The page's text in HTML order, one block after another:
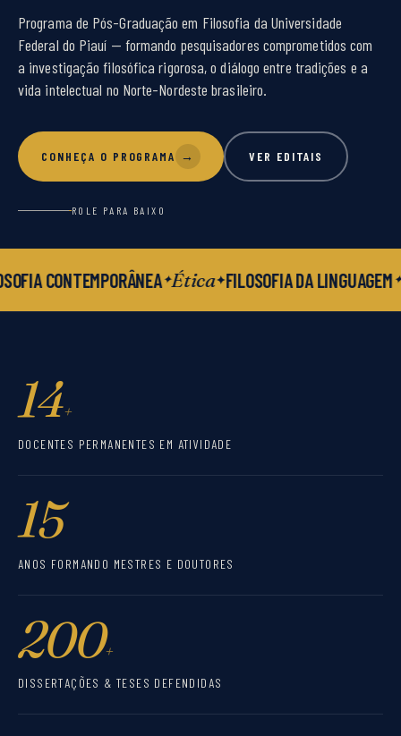
Programa de Pós-Graduação em Filosofia da Universidade
Federal do Piauí — formando pesquisadores comprometidos com
a investigação filosófica rigorosa, o diálogo entre tradições e a
vida intelectual no Norte-Nordeste brasileiro.
CONHEÇA O PROGRAMA → VER EDITAIS
ROLE PARA BAIXO
CONTEMPORÂNEA Ética FILOSOFIA DA LINGUAGEM
14+
DOCENTES PERMANENTES EM ATIVIDADE
15
ANOS FORMANDO MESTRES E DOUTORES
200+
DISSERTAÇÕES & TESES DEFENDIDAS